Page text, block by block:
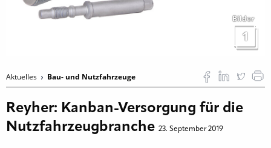
Bilder
1
Aktuelles Bau- und Nutzfahrzeuge
Reyher: Kanban-Versorgung für die
Nutzfahrzeugbranche 23. September 2019